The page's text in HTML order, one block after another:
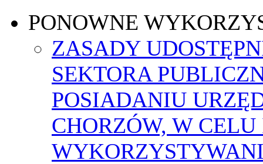
PONOWNE
ZASADY
SEKTORA
POSIADANIU
CHORZÓW, W